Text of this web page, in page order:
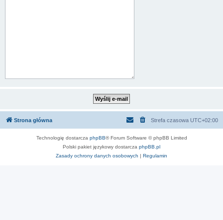
Strona główna Strefa czasowa UTC+02:00
Technologię dostarcza phpBB® Forum Software © phpBB Limited
Polski pakiet językowy dostarcza phpBB.pl
Zasady ochrony danych osobowych | Regulamin